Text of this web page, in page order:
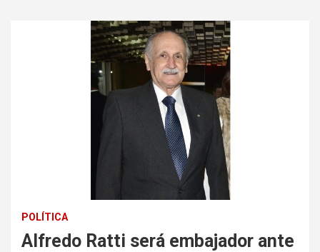
POLÍTICA
Alfredo Ratti será embajador ante